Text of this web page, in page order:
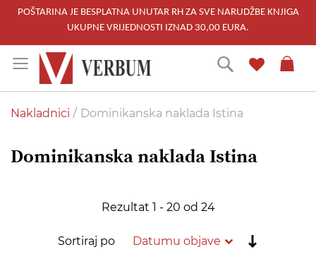
POŠTARINA JE BESPLATNA UNUTAR RH ZA SVE NARUDŽBE KNJIGA
UKUPNE VRIJEDNOSTI IZNAD 30,00 EURA.
to
Content
Traži
Nakladnici Dominikanska naklada Istina
Dominikanska naklada Istina
Rezultat 1 - 20 od 24
Sortiraj po